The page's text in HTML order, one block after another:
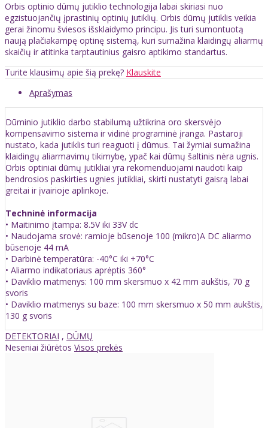
Orbis optinio dūmų jutiklio technologija labai skiriasi nuo
egzistuojančių įprastinių optinių jutiklių. Orbis dūmų jutiklis veikia
gerai žinomu šviesos išsklaidymo principu. Jis turi sumontuotą
naują plačiakampę optinę sistemą, kuri sumažina klaidingų aliarmų
skaičių ir atitinka tarptautinius gaisro aptikimo standartus.
Turite klausimų apie šią prekę? Klauskite
Aprašymas
Dūminio jutiklio darbo stabilumą užtikrina oro skersvėjo
kompensavimo sistema ir vidinė programinė įranga. Pastaroji
nustato, kada jutiklis turi reaguoti į dūmus. Tai žymiai sumažina
klaidingų aliarmavimų tikimybę, ypač kai dūmų šaltinis nėra ugnis.
Orbis optiniai dūmų jutikliai yra rekomenduojami naudoti kaip
bendrosios paskirties ugnies jutikliai, skirti nustatyti gaisrą labai
greitai ir įvairioje aplinkoje.
Techninė informacija
• Maitinimo įtampa: 8.5V iki 33V dc
• Naudojama srovė: ramioje būsenoje 100 (mikro)A DC aliarmo
būsenoje 44 mA
• Darbinė temperatūra: -40°C iki +70°C
• Aliarmo indikatoriaus aprėptis 360°
• Daviklio matmenys: 100 mm skersmuo x 42 mm aukštis, 70 g
svoris
• Daviklio matmenys su baze: 100 mm skersmuo x 50 mm aukštis,
130 g svoris
DETEKTORIAI , DŪMŲ
Neseniai žiūrėtos Visos prekės